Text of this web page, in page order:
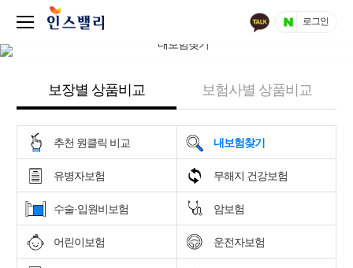
로그인
보장별 상품비교 보험사별 상품비교
추천 원클릭 비교 내보험찾기
유병자보험 무해지 건강보험
수술·입원비보험 암보험
어린이보험 운전자보험